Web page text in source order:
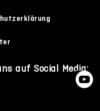
auf Social Media: